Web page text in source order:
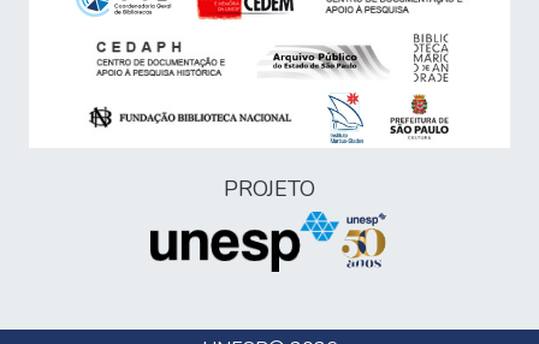
PROJETO